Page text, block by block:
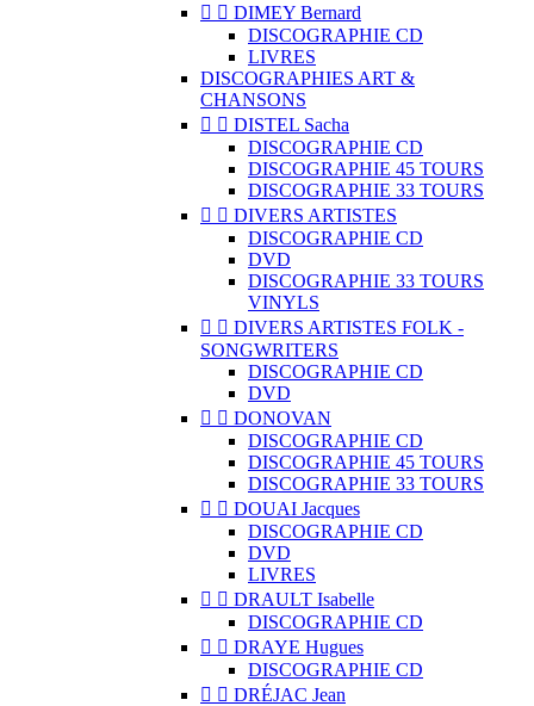
  DIMEY Bernard
DISCOGRAPHIE CD
LIVRES
DISCOGRAPHIES ART &
CHANSONS
  DISTEL Sacha
DISCOGRAPHIE CD
DISCOGRAPHIE 45 TOURS
DISCOGRAPHIE 33 TOURS
  DIVERS ARTISTES
DISCOGRAPHIE CD
DVD
DISCOGRAPHIE 33 TOURS
VINYLS
  DIVERS ARTISTES FOLK -
SONGWRITERS
DISCOGRAPHIE CD
DVD
  DONOVAN
DISCOGRAPHIE CD
DISCOGRAPHIE 45 TOURS
DISCOGRAPHIE 33 TOURS
  DOUAI Jacques
DISCOGRAPHIE CD
DVD
LIVRES
  DRAULT Isabelle
DISCOGRAPHIE CD
  DRAYE Hugues
DISCOGRAPHIE CD
  DRÉJAC Jean